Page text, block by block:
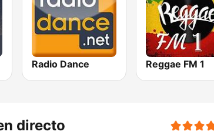
Radio Dance Reggae FM 1
directo